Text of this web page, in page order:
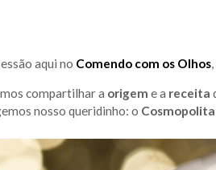
aqui no Comendo com os Olhos
compartilhar a origem e a receita
nosso queridinho: o